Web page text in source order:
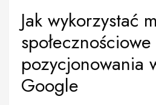
Jak wykorzystać
pozycjonowania
Google